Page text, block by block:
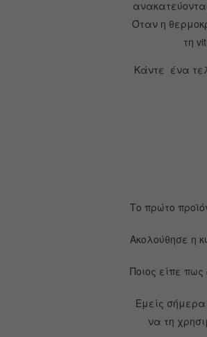
Όταν η
τη
Κάντε ένα
Το πρώτο
Ακολούθησε η
Ποιος είπε
Εμείς σήμερα
να τη